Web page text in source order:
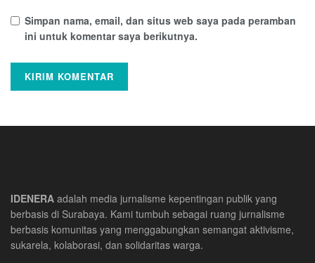
Simpan nama, email, dan situs web saya pada peramban
ini untuk komentar saya berikutnya.
IDENERA adalah media jurnalisme kepentingan publik yang
berbasis di Surabaya. Kami tumbuh sebagai ruang jurnalisme
berbasis komunitas yang menggabungkan semangat aktivisme,
sukarela, kolaborasi, dan solidaritas warga.